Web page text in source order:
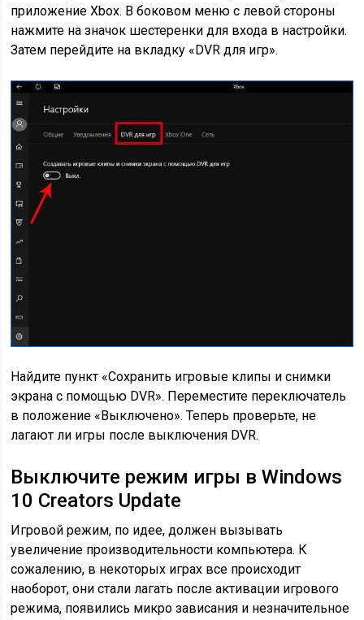
приложение Xbox. В боковом меню с левой стороны
нажмите на значок шестеренки для входа в настройки.
Затем перейдите на вкладку «DVR для игр».
Найдите пункт «Сохранить игровые клипы и снимки
экрана с помощью DVR». Переместите переключатель
в положение «Выключено». Теперь проверьте, не
лагают ли игры после выключения DVR.
Выключите режим игры в Windows
10 Creators Update
Игровой режим, по идее, должен вызывать
увеличение производительности компьютера. К
сожалению, в некоторых играх все происходит
наоборот, они стали лагать после активации игрового
режима, появились микро зависания и незначительное